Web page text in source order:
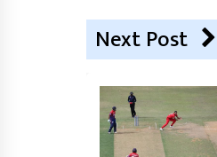
Next Post